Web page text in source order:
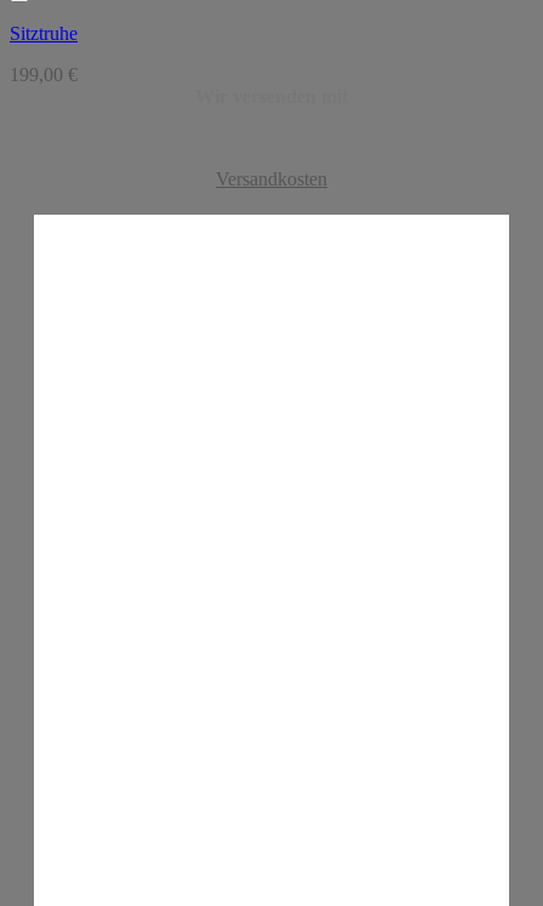
Sitztruhe
199,00 €
Versandkosten